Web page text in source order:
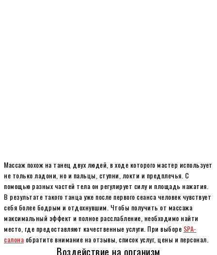
Массаж похож на танец двух людей, в ходе которого мастер использует
не только ладони, но и пальцы, ступни, локти и предплечья. С
помощью разных частей тела он регулирует силу и площадь нажатия.
В результате такого танца уже после первого сеанса человек чувствует
себя более бодрым и отдохнувшим. Чтобы получить от массажа
максимальный эффект и полное расслабление, необходимо найти
место, где предоставляют качественные услуги. При выборе SPA-
салона обратите внимание на отзывы, список услуг, цены и персонал.
Воздействие на организм